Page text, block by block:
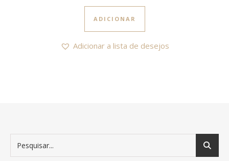
ADICIONAR
Adicionar a lista de desejos